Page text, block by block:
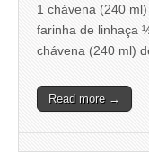
1 chávena (240
farinha de linhaça
chávena (240 ml)
Read more →